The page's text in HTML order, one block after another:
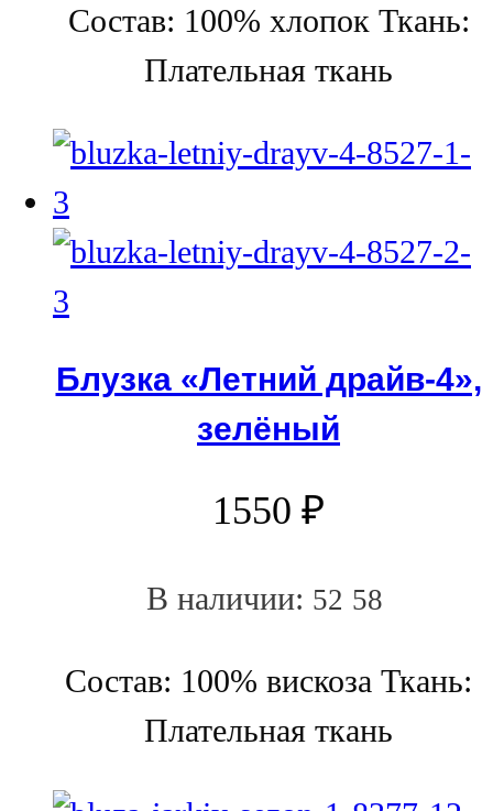
Состав: 100% хлопок Ткань:
Плательная ткань
Блузка «Летний драйв-4»,
зелёный
1550 ₽
В наличии: 52 58
Состав: 100% вискоза Ткань:
Плательная ткань